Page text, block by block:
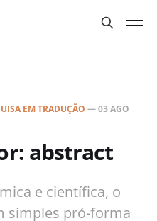
EM TRADUÇÃO —03 AGO
abstract
e científica, o
simples pró-forma